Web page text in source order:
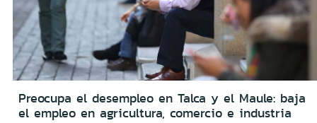
Preocupa el desempleo en Talca y el Maule: baja
el empleo en agricultura, comercio e industria